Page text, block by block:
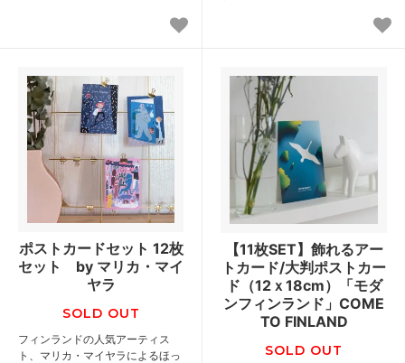
ポストカードセット 12枚
セット by マリカ・マイ
ヤラ
SOLD OUT
フィンランドの人気アーティス
ト、マリカ・マイヤラによるほっ
【11枚SET】飾れるアー
トカード/大判ポストカー
ド（12ｘ18cm）「モダ
ンフィンランド」COME
TO FINLAND
SOLD OUT